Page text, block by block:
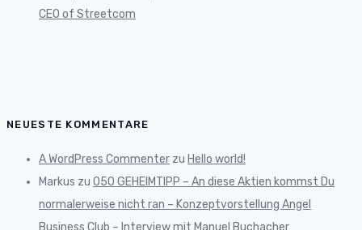
CEO of Streetcom
NEUESTE KOMMENTARE
A WordPress Commenter zu Hello world!
Markus zu 050 GEHEIMTIPP – An diese Aktien kommst Du
normalerweise nicht ran – Konzeptvorstellung Angel